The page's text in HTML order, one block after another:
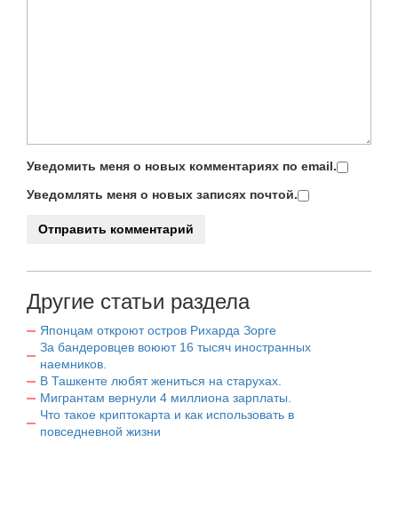
Уведомить меня о новых комментариях по email.
Уведомлять меня о новых записях почтой.
Другие статьи раздела
Японцам откроют остров Рихарда Зорге
За бандеровцев воюют 16 тысяч иностранных
наемников.
В Ташкенте любят жениться на старухах.
Мигрантам вернули 4 миллиона зарплаты.
Что такое криптокарта и как использовать в
повседневной жизни